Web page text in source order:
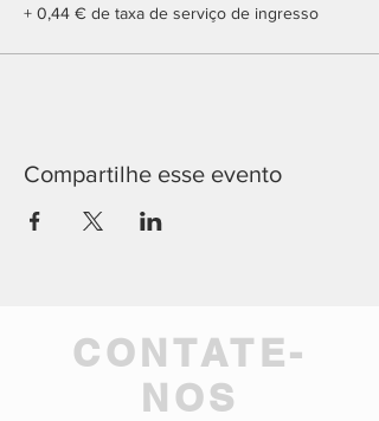
+ 0,44 € de taxa de serviço de ingresso
Compartilhe esse evento
CONTATE-
NOS